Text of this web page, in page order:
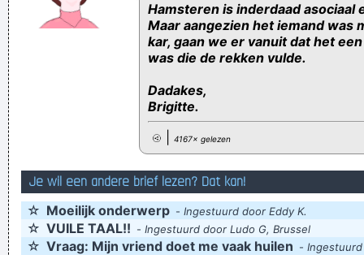
Hamsteren is inderdaad asociaal
Maar aangezien het iemand was
kar, gaan we er vanuit dat het
was die de rekken vulde.
Dadakes,
Brigitte.
4167× gelezen
Je wil een andere brief lezen? Dat kan!
☆ Moeilijk onderwerp - Ingestuurd door Eddy K.
☆ VUILE TAAL!! - Ingestuurd door Ludo G, Brussel
☆ Vraag: Mijn vriend doet me vaak huilen - Ingestuurd